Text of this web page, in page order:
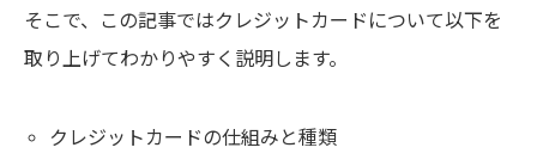
そこで、この記事ではクレジットカードについて以下を
取り上げてわかりやすく説明します。
クレジットカードの仕組みと種類